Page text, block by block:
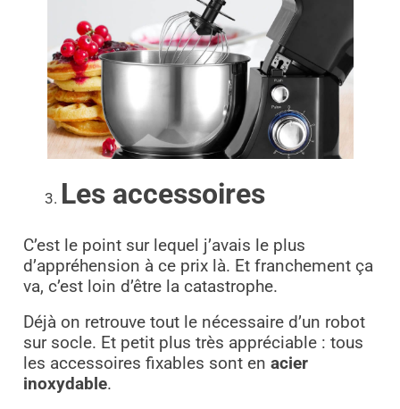
Les accessoires
C’est le point sur lequel j’avais le plus
d’appréhension à ce prix là. Et franchement ça
va, c’est loin d’être la catastrophe.
Déjà on retrouve tout le nécessaire d’un robot
sur socle. Et petit plus très appréciable : tous
les accessoires fixables sont en acier
inoxydable.